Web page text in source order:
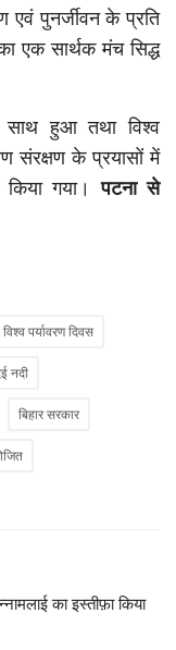
एवं पुनर्जीवन के प्रति
एक सार्थक मंच सिद्ध
साथ हुआ तथा विश्व
संरक्षण के प्रयासों में
किया गया।पटना से
विश्व पर्यावरण दिवस
नदी
बिहार सरकार
का इस्तीफ़ा किया